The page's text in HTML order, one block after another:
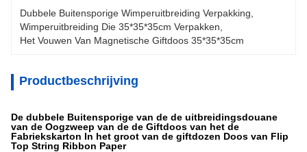
Dubbele Buitensporige Wimperuitbreiding Verpakking
Wimperuitbreiding Die 35*35*35cm Verpakken
Het Vouwen Van Magnetische Giftdoos 35*35*35cm
Productbeschrijving
De dubbele Buitensporige van de de uitbreidingsdouane
van de Oogzweep van de de Giftdoos van het de
Fabriekskarton In het groot van de giftdozen Doos van Flip
Top String Ribbon Paper